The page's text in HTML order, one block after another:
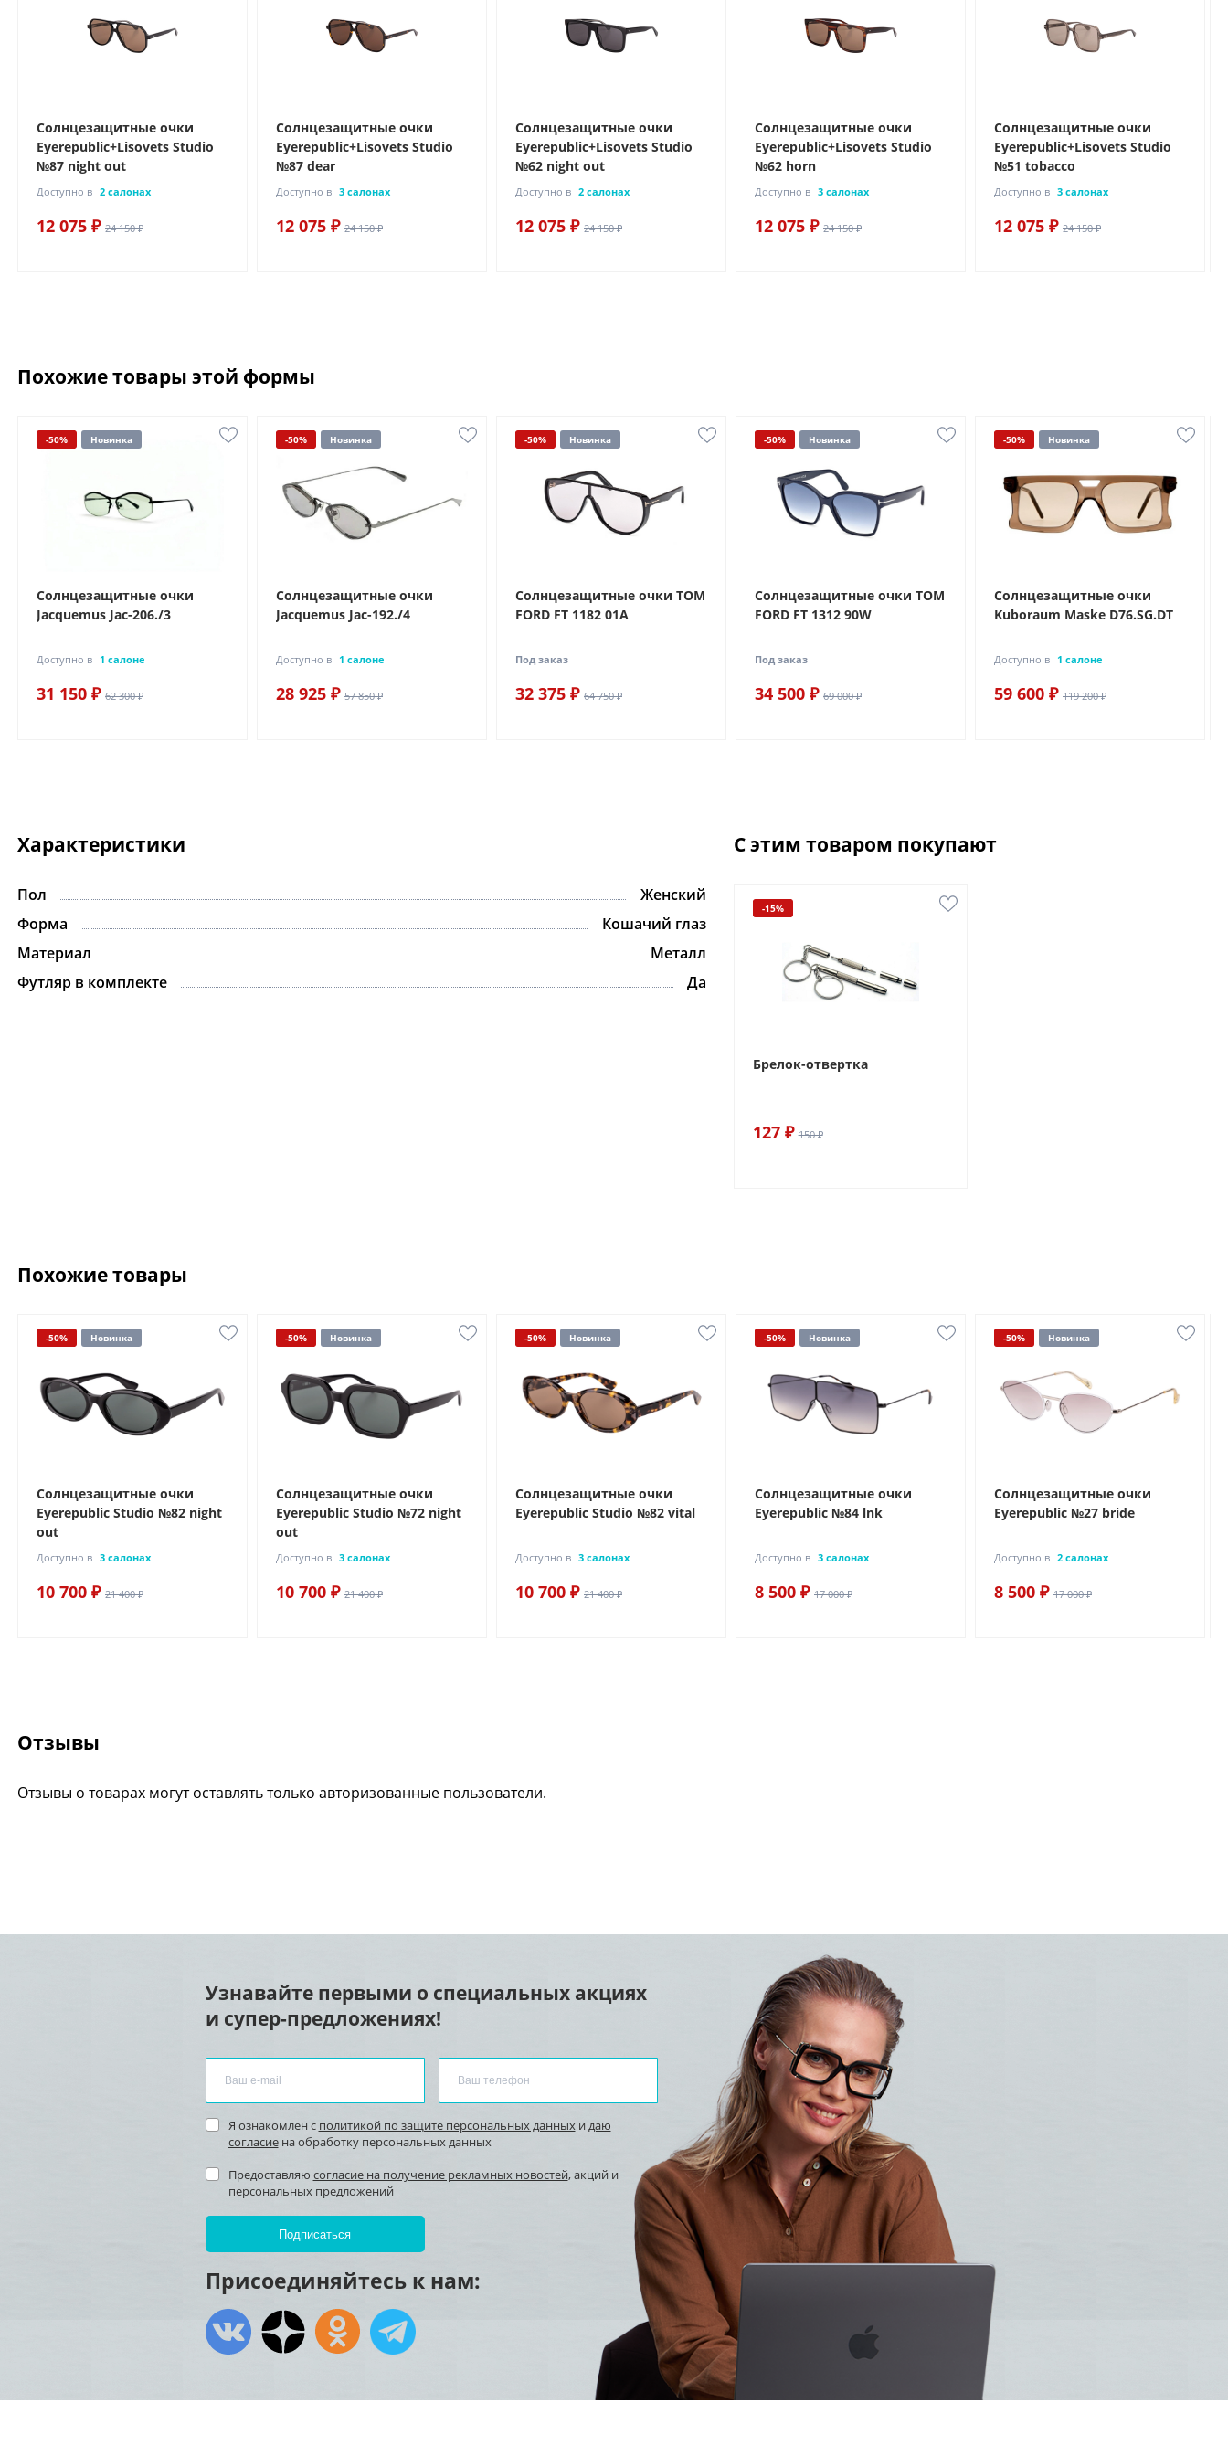
Солнцезащитные очки
Eyerepublic+Lisovets Studio
№87 night out
Доступно в 2 салонах
12 075 ₽ 24 150 ₽
Солнцезащитные очки
Eyerepublic+Lisovets Studio
№87 dear
Доступно в 3 салонах
12 075 ₽ 24 150 ₽
Солнцезащитные очки
Eyerepublic+Lisovets Studio
№62 night out
Доступно в 2 салонах
12 075 ₽ 24 150 ₽
Солнцезащитные очки
Eyerepublic+Lisovets Studio
№62 horn
Доступно в 3 салонах
12 075 ₽ 24 150 ₽
Солнцезащитные очки
Eyerepublic+Lisovets Studio
№51 tobacco
Доступно в 3 салонах
12 075 ₽ 24 150 ₽
Похожие товары этой формы
-50% Новинка
Солнцезащитные очки
Jacquemus Jac-206./3
Доступно в 1 салоне
31 150 ₽ 62 300 ₽
-50% Новинка
Солнцезащитные очки
Jacquemus Jac-192./4
Доступно в 1 салоне
28 925 ₽ 57 850 ₽
-50% Новинка
Солнцезащитные очки TOM
FORD FT 1182 01A
Под заказ
32 375 ₽ 64 750 ₽
-50% Новинка
Солнцезащитные очки TOM
FORD FT 1312 90W
Под заказ
34 500 ₽ 69 000 ₽
-50% Новинка
Солнцезащитные очки
Kuboraum Maske D76.SG.DT
Доступно в 1 салоне
59 600 ₽ 119 200 ₽
Характеристики
Пол
Женский
Форма
Кошачий глаз
Материал
Металл
Футляр в комплекте
Да
С этим товаром покупают
-15%
Брелок-отвертка
127 ₽ 150 ₽
Похожие товары
-50% Новинка
Солнцезащитные очки
Eyerepublic Studio №82 night
out
Доступно в 3 салонах
10 700 ₽ 21 400 ₽
-50% Новинка
Солнцезащитные очки
Eyerepublic Studio №72 night
out
Доступно в 3 салонах
10 700 ₽ 21 400 ₽
-50% Новинка
Солнцезащитные очки
Eyerepublic Studio №82 vital
Доступно в 3 салонах
10 700 ₽ 21 400 ₽
-50% Новинка
Солнцезащитные очки
Eyerepublic №84 lnk
Доступно в 3 салонах
8 500 ₽ 17 000 ₽
-50% Новинка
Солнцезащитные очки
Eyerepublic №27 bride
Доступно в 2 салонах
8 500 ₽ 17 000 ₽
Отзывы
Отзывы о товарах могут оставлять только авторизованные пользователи.
Узнавайте первыми о специальных акциях
и супер-предложениях!
Я ознакомлен с политикой по защите персональных данныхи даю
согласиена обработку персональных данных
Предоставляю согласие на получение рекламных новостей, акций и
персональных предложений
Присоединяйтесь к нам: